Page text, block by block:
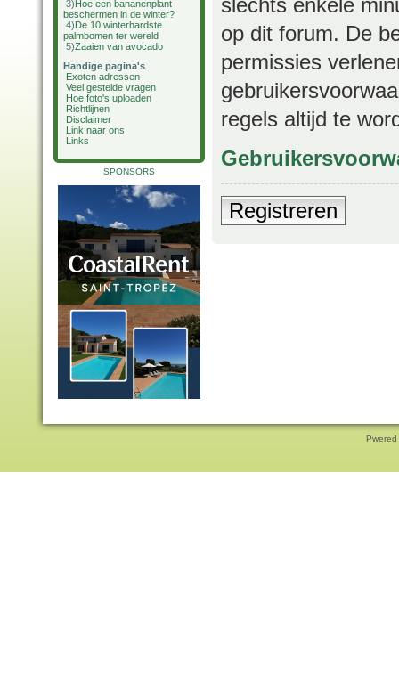
3)Hoe een bananenplant
beschermen in de winter?
4)De 10 winterhardste
palmbomen ter wereld
5)Zaaien van avocado
Handige pagina's
Exoten adressen
Veel gestelde vragen
Hoe foto's uploaden
Richtlijnen
Disclaimer
Link naar ons
Links
SPONSORS
op dit forum. De
permissies
regels altijd te
Registreren